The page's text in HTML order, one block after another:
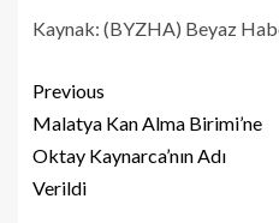
Kaynak: (BYZHA) Beyaz
Previous
Malatya Kan Alma Birimi’ne
Oktay Kaynarca’nın Adı
Verildi